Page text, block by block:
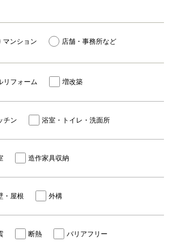
マンション 店舗・事務所など
リフォーム 増改築
チン 浴室・トイレ・洗面所
造作家具収納
・屋根 外構
断熱 バリアフリー